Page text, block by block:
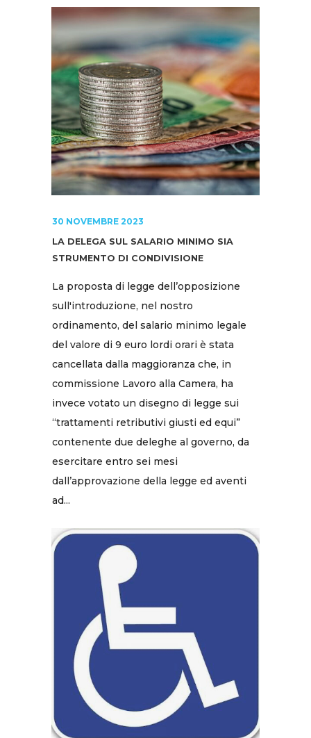
30 NOVEMBRE 2023
LA DELEGA SUL SALARIO MINIMO SIA
STRUMENTO DI CONDIVISIONE
La proposta di legge dell’opposizione
sull'introduzione, nel nostro
ordinamento, del salario minimo legale
del valore di 9 euro lordi orari è stata
cancellata dalla maggioranza che, in
commissione Lavoro alla Camera, ha
invece votato un disegno di legge sui
“trattamenti retributivi giusti ed equi”
contenente due deleghe al governo, da
esercitare entro sei mesi
dall’approvazione della legge ed aventi
ad...